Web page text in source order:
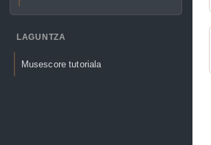
LAGUNTZA
Musescore tutoriala